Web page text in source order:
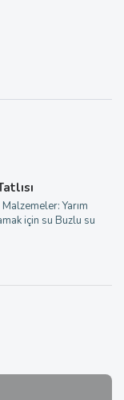
Yarım
için su Buzlu su